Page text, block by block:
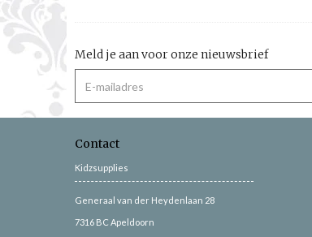
Meld je aan voor onze nieuwsbrief
Contact
Kidzsupplies
Generaal van der Heydenlaan 28
7316 BC Apeldoorn